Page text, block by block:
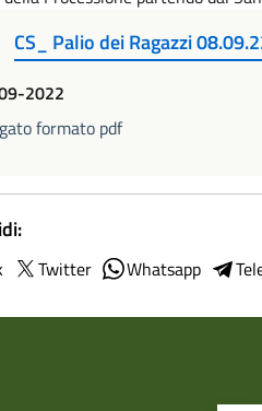
CS_ Palio dei Ragazzi
2022
formato pdf
Twitter Whatsapp